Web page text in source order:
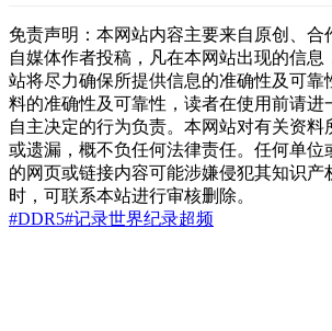
免责声明：本网站内容主要来自原创、合
自媒体作者投稿，凡在本网站出现的信息
站将尽力确保所提供信息的准确性及可靠
料的准确性及可靠性，读者在使用前请进
自主决定的行为负责。本网站对有关资料
或遗漏，概不负任何法律责任。任何单位
的网页或链接内容可能涉嫌侵犯其知识产
时，可联系本站进行审核删除。
#DDR5#记录世界纪录超频